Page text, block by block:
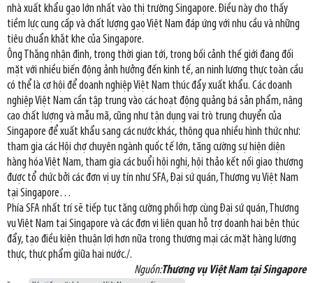
nhà xuất khẩu gạo lớn nhất vào thị trường Singapore. Điều này cho thấy
tiềm lực cung cấp và chất lượng gạo Việt Nam đáp ứng với nhu cầu và những
tiêu chuẩn khắt khe của Singapore.
Ông Thắng nhận định, trong thời gian tới, trong bối cảnh thế giới đang đối
mặt với nhiều biến động ảnh hưởng đến kinh tế, an ninh lương thực toàn cầu
có thể là cơ hội để doanh nghiệp Việt Nam thúc đẩy xuất khẩu. Các doanh
nghiệp Việt Nam cần tập trung vào các hoạt động quảng bá sản phẩm, nâng
cao chất lượng và mẫu mã, cũng như tận dụng vai trò trung chuyển của
Singapore để xuất khẩu sang các nước khác, thông qua nhiều hình thức như:
tham gia các Hội chợ chuyên ngành quốc tế lớn, tăng cường sự hiện diện
hàng hóa Việt Nam, tham gia các buổi hội nghị, hội thảo kết nối giao thương
được tổ chức bởi các đơn vị uy tín như SFA, Đại sứ quán, Thương vụ Việt Nam
tại Singapore…
Phía SFA nhất trí sẽ tiếp tục tăng cường phối hợp cùng Đại sứ quán, Thương
vụ Việt Nam tại Singapore và các đơn vị liên quan hỗ trợ doanh hai bên thúc
đẩy, tạo điều kiện thuận lợi hơn nữa trong thương mại các mặt hàng lương
thực, thực phẩm giữa hai nước./.
Nguồn:Thương vụ Việt Nam tại Singapore